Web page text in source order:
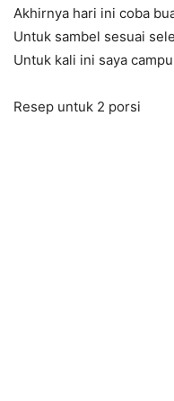
Akhirnya hari ini coba
Untuk sambel sesuai
Untuk kali ini saya
Resep untuk 2 porsi